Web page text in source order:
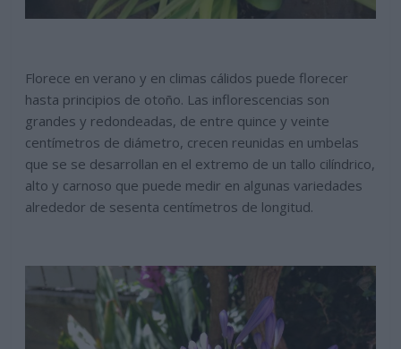
Florece en verano y en climas cálidos puede florecer
hasta principios de otoño. Las inflorescencias son
grandes y redondeadas, de entre quince y veinte
centímetros de diámetro, crecen reunidas en umbelas
que se se desarrollan en el extremo de un tallo cilíndrico,
alto y carnoso que puede medir en algunas variedades
alrededor de sesenta centímetros de longitud.